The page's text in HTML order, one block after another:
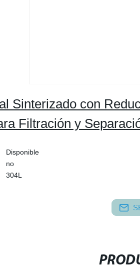
Sinterizado con
Filtración y
Disponible
no
304L